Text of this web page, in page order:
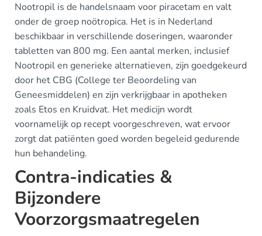
Nootropil is de handelsnaam voor piracetam en valt
onder de groep noötropica. Het is in Nederland
beschikbaar in verschillende doseringen, waaronder
tabletten van 800 mg. Een aantal merken, inclusief
Nootropil en generieke alternatieven, zijn goedgekeurd
door het CBG (College ter Beoordeling van
Geneesmiddelen) en zijn verkrijgbaar in apotheken
zoals Etos en Kruidvat. Het medicijn wordt
voornamelijk op recept voorgeschreven, wat ervoor
zorgt dat patiënten goed worden begeleid gedurende
hun behandeling.
Contra-indicaties &
Bijzondere
Voorzorgsmaatregelen